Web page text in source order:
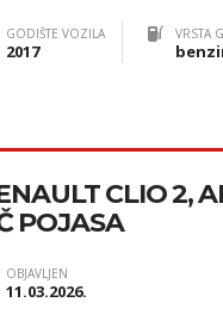
GODIŠTE VOZILA
2017
VRSTA
CLIO 2,
POJASA
OBJAVLJEN
11.03.2026.